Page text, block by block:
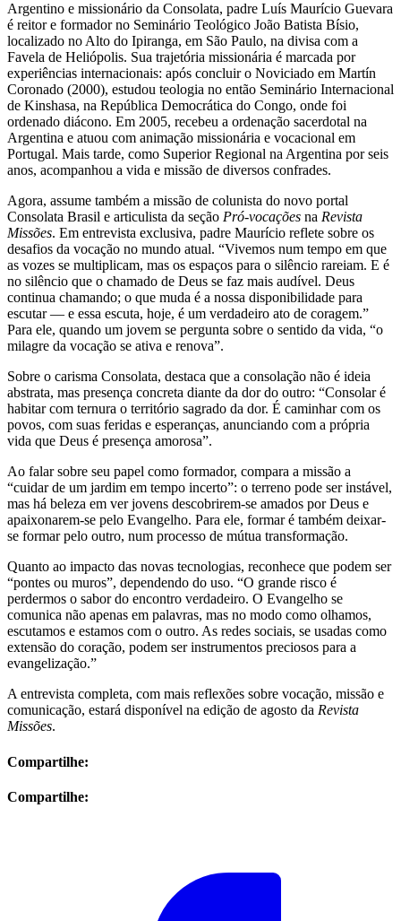
Argentino e missionário da Consolata, padre Luís Maurício Guevara
é reitor e formador no Seminário Teológico João Batista Bísio,
localizado no Alto do Ipiranga, em São Paulo, na divisa com a
Favela de Heliópolis. Sua trajetória missionária é marcada por
experiências internacionais: após concluir o Noviciado em Martín
Coronado (2000), estudou teologia no então Seminário Internacional
de Kinshasa, na República Democrática do Congo, onde foi
ordenado diácono. Em 2005, recebeu a ordenação sacerdotal na
Argentina e atuou com animação missionária e vocacional em
Portugal. Mais tarde, como Superior Regional na Argentina por seis
anos, acompanhou a vida e missão de diversos confrades.
Agora, assume também a missão de colunista do novo portal
Consolata Brasil e articulista da seção Pró-vocações na Revista
Missões. Em entrevista exclusiva, padre Maurício reflete sobre os
desafios da vocação no mundo atual. “Vivemos num tempo em que
as vozes se multiplicam, mas os espaços para o silêncio rareiam. E é
no silêncio que o chamado de Deus se faz mais audível. Deus
continua chamando; o que muda é a nossa disponibilidade para
escutar — e essa escuta, hoje, é um verdadeiro ato de coragem.”
Para ele, quando um jovem se pergunta sobre o sentido da vida, “o
milagre da vocação se ativa e renova”.
Sobre o carisma Consolata, destaca que a consolação não é ideia
abstrata, mas presença concreta diante da dor do outro: “Consolar é
habitar com ternura o território sagrado da dor. É caminhar com os
povos, com suas feridas e esperanças, anunciando com a própria
vida que Deus é presença amorosa”.
Ao falar sobre seu papel como formador, compara a missão a
“cuidar de um jardim em tempo incerto”: o terreno pode ser instável,
mas há beleza em ver jovens descobrirem-se amados por Deus e
apaixonarem-se pelo Evangelho. Para ele, formar é também deixar-
se formar pelo outro, num processo de mútua transformação.
Quanto ao impacto das novas tecnologias, reconhece que podem ser
“pontes ou muros”, dependendo do uso. “O grande risco é
perdermos o sabor do encontro verdadeiro. O Evangelho se
comunica não apenas em palavras, mas no modo como olhamos,
escutamos e estamos com o outro. As redes sociais, se usadas como
extensão do coração, podem ser instrumentos preciosos para a
evangelização.”
A entrevista completa, com mais reflexões sobre vocação, missão e
comunicação, estará disponível na edição de agosto da Revista
Missões.
Compartilhe:
Compartilhe: